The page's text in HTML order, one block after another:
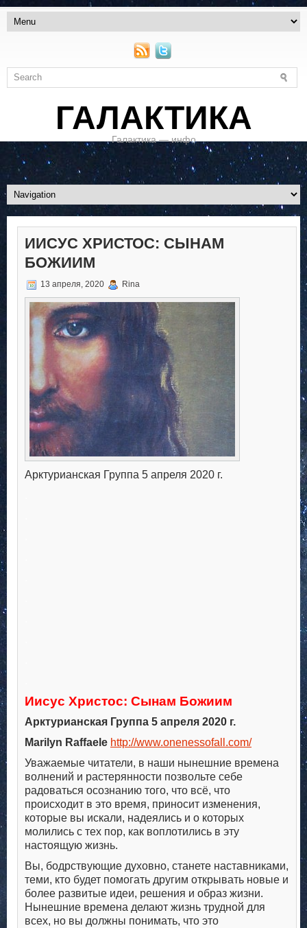
ГАЛАКТИКА
Галактика — инфо
ИИСУС ХРИСТОС: СЫНАМ
БОЖИИМ
13 апреля, 2020 Rina
Арктурианская Группа 5 апреля 2020 г.
Иисус Христос: Сынам Божиим
Арктурианская Группа 5 апреля 2020 г.
Marilyn Raffaele http://www.onenessofall.com/
Уважаемые читатели, в наши нынешние времена
волнений и растерянности позвольте себе
радоваться осознанию того, что всё, что
происходит в это время, приносит изменения,
которые вы искали, надеялись и о которых
молились с тех пор, как воплотились в эту
настоящую жизнь.
Вы, бодрствующие духовно, станете наставниками,
теми, кто будет помогать другим открывать новые и
более развитые идеи, решения и образ жизни.
Нынешние времена делают жизнь трудной для
всех, но вы должны понимать, что это